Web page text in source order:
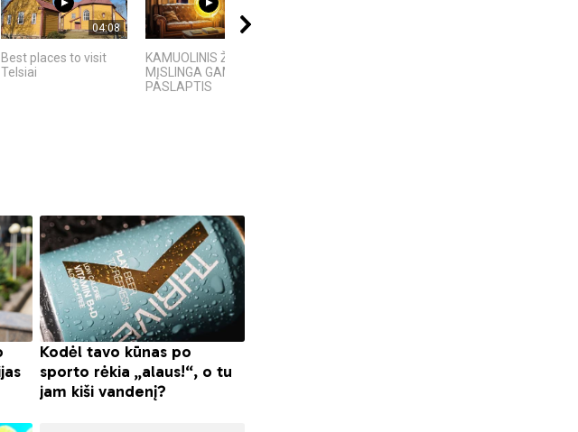
04:08
Best places to visit
Telsiai
09:00
KAMUOLINIS ŽAIBAS:
MĮSLINGA GAMTOS
PASLAPTIS